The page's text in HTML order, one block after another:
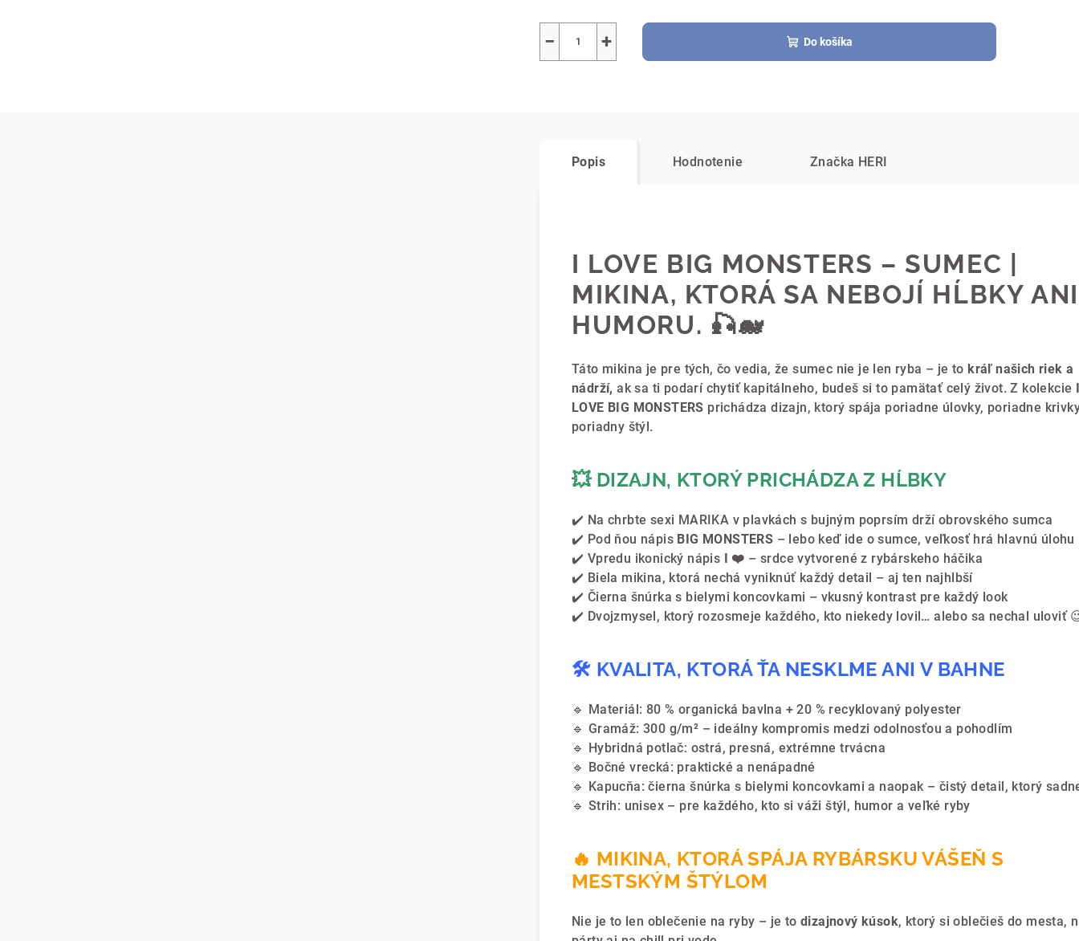
cena:
+
− Do košíka
Popis Hodnotenie Značka HERI
I LOVE BIG MONSTERS – SUMEC |
MIKINA, KTORÁ SA NEBOJÍ HĹBKY ANI
HUMORU. 🎣🐋
Táto mikina je pre tých, čo vedia, že sumec nie je len ryba – je to kráľ našich riek a
nádrží,ak sa ti podarí chytiť kapitálneho, budeš si to pamätať celý život. Z kolekcie
LOVE BIG MONSTERS prichádza dizajn, ktorý spája poriadne úlovky, poriadne
poriadny štýl.
💥 DIZAJN, KTORÝ PRICHÁDZA Z HĹBKY
✔️ Na chrbte sexi MARIKA v plavkách s bujným poprsím drží obrovského sumca
✔️ Pod ňou nápis BIG MONSTERS – lebo keď ide o sumce, veľkosť hrá hlavnú úlohu
✔️ Vpredu ikonický nápis
I ❤️ – srdce vytvorené z rybárskeho háčika
✔️ Biela mikina, ktorá nechá vyniknúť každý detail – aj ten najhlbší
✔️ Čierna šnúrka s bielymi koncovkami – vkusný kontrast pre každý look
✔️ Dvojzmysel, ktorý rozosmeje každého, kto niekedy lovil… alebo sa nechal uloviť
🛠️ KVALITA, KTORÁ ŤA NESKLME ANI V BAHNE
🔹 Materiál: 80 % organická bavlna + 20 % recyklovaný polyester
🔹 Gramáž: 300 g/m² – ideálny kompromis medzi odolnosťou a pohodlím
🔹 Hybridná potlač: ostrá, presná, extrémne trvácna
🔹 Bočné vrecká: praktické a nenápadné
🔹 Kapucňa: čierna šnúrka s bielymi koncovkami a naopak – čistý detail, ktorý
🔹 Strih: unisex – pre každého, kto si váži štýl, humor a veľké ryby
🔥 MIKINA, KTORÁ SPÁJA RYBÁRSKU VÁŠEŇ S
MESTSKÝM ŠTÝLOM
Nie je to len oblečenie na ryby – je to dizajnový kúsok, ktorý si oblečieš do mesta,